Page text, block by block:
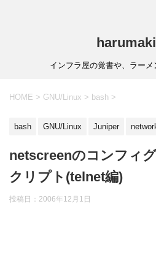
インフラ屋の覚書や、ラーメ
HOME > GNU/Linux > bash >
bash GNU/Linux Juniper
netscreenのコンフィ
クリプト(telnet編)
投稿日：2006年12月1日